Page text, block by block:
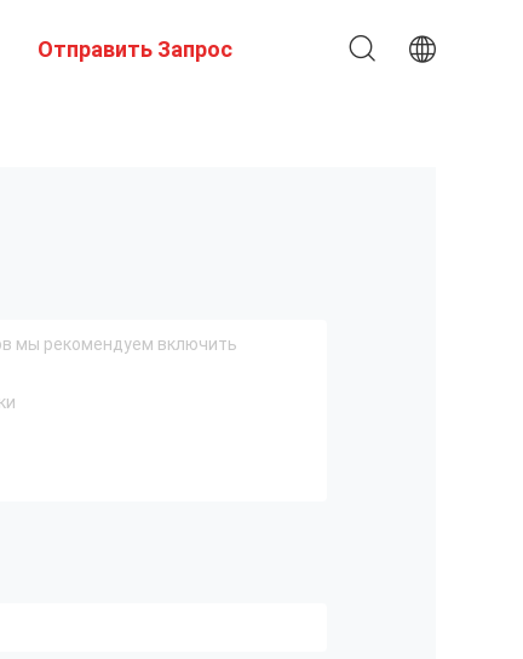
Отправить Запрос